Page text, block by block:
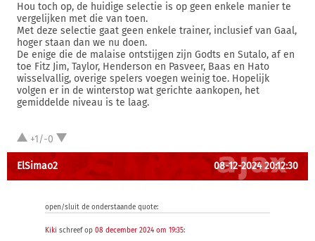
Hou toch op, de huidige selectie is op geen enkele manier te
vergelijken met die van toen.
Met deze selectie gaat geen enkele trainer, inclusief van Gaal,
hoger staan dan we nu doen.
De enige die de malaise ontstijgen zijn Godts en Sutalo, af en
toe Fitz Jim, Taylor, Henderson en Pasveer, Baas en Hato
wisselvallig, overige spelers voegen weinig toe. Hopelijk
volgen er in de winterstop wat gerichte aankopen, het
gemiddelde niveau is te laag.
+1/-0
ElSimao2 08-12-2024 20:12:30
open/sluit de onderstaande quote:
Kiki schreef op 08 december 2024 om 19:35: